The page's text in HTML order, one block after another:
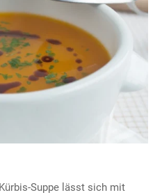
Suppe lässt sich mit